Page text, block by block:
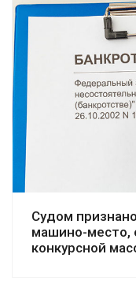
Судом
машино-место,
конкурсной